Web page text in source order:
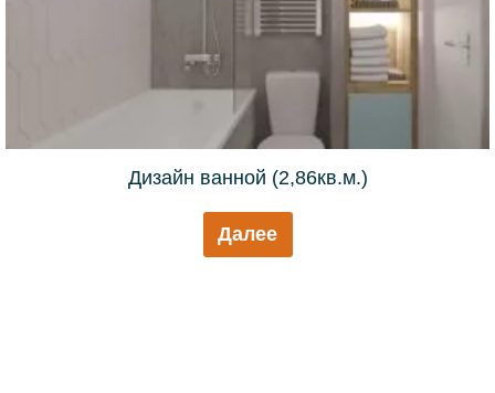
Дизайн ванной (2,86кв.м.)
Далее